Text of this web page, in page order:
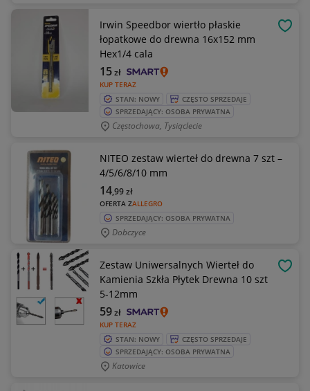
Irwin Speedbor wiertło płaskie
łopatkowe do drewna 16x152 mm
Hex1/4 cala
KUP TERAZ
15zł
STAN: NOWY
CZĘSTO SPRZEDAJE
SPRZEDAJĄCY: OSOBA PRYWATNA
Częstochowa, Tysiąclecie
NITEO zestaw wierteł do drewna 7 szt –
4/5/6/8/10 mm
OFERTA ZALLEGRO
14,99zł
SPRZEDAJĄCY: OSOBA PRYWATNA
Dobczyce
Zestaw Uniwersalnych Wierteł do
Kamienia Szkła Płytek Drewna 10 szt
5-12mm
KUP TERAZ
59zł
STAN: NOWY
CZĘSTO SPRZEDAJE
SPRZEDAJĄCY: OSOBA PRYWATNA
Katowice